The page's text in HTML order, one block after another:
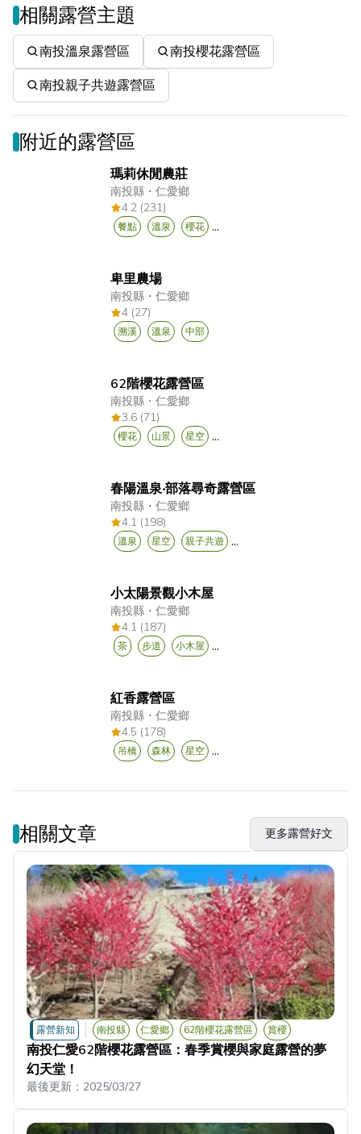
相關露營主題
南投溫泉露營區
南投櫻花露營區
南投親子共遊露營區
附近的露營區
瑪莉休閒農莊
南投縣 ・仁愛鄉
4.2 (231)
餐點 溫泉 櫻花 ...
卑里農場
南投縣 ・仁愛鄉
4 (27)
溯溪 溫泉 中部
62階櫻花露營區
南投縣 ・仁愛鄉
3.6 (71)
櫻花 山景 星空 ...
春陽溫泉‧部落尋奇露營區
南投縣 ・仁愛鄉
4.1 (198)
溫泉 星空 親子共遊 ...
小太陽景觀小木屋
南投縣 ・仁愛鄉
4.1 (187)
茶 步道 小木屋 ...
紅香露營區
南投縣 ・仁愛鄉
4.5 (178)
吊橋 森林 星空 ...
相關文章 更多露營好文
露營新知 南投縣 仁愛鄉 62階櫻花露營區 賞櫻
南投仁愛62階櫻花露營區：春季賞櫻與家庭露營的夢
幻天堂！
最後更新： 2025/03/27